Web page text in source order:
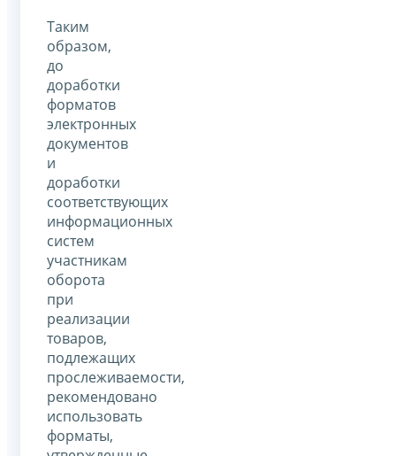
Таким
образом,
до
доработки
форматов
электронных
документов
и
доработки
соответствующих
информационных
систем
участникам
оборота
при
реализации
товаров,
подлежащих
прослеживаемости,
рекомендовано
использовать
форматы,